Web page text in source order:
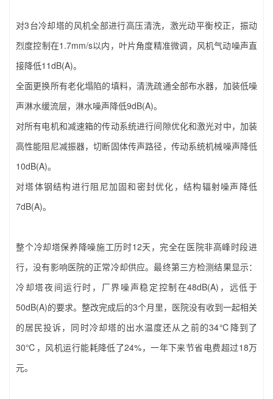
对3台冷却塔的风机全部进行高压清洗，激光动平衡校正，振动
烈度控制在1.7mm/s以内，叶片角度精准微调，风机气动噪声直
接降低11dB(A)。
全面更换所有老化塌陷的填料，清洗疏通全部布水器，加装低噪
声淋水缓流层，淋水噪声降低9dB(A)。
对所有电机和减速箱的传动系统进行间隙优化和激光对中，加装
高性能阻尼减振器，切断固体传声路径，传动系统机械噪声降低
10dB(A)。
对塔体钢结构进行阻尼加固和密封优化，结构辐射噪声降低
7dB(A)。
整个‌冷却塔保养降噪‌施工历时12天，完全在医院非高峰时段进
行，没有影响医院的正常冷却供应。最终第三方检测结果显示：
冷却塔夜间运行时，厂界噪声稳定控制在48dB(A)，远低于
50dB(A)的要求。整改完成后的3个月里，医院没有收到一起相关
的居民投诉，同时冷却塔的出水温度还从之前的34℃降到了
30℃，风机运行能耗降低了24%，一年下来节省电费超过18万
元。